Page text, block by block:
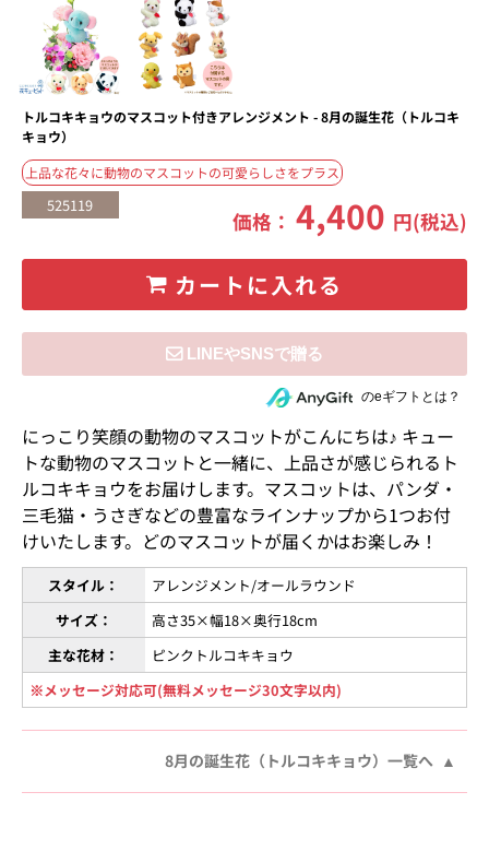
トルコキキョウのマスコット付きアレンジメント - 8月の誕生花（トルコキ
キョウ）
上品な花々に動物のマスコットの可愛らしさをプラス
525119
価格：4,400 円(税込)
カートに入れる
住所を知らない相手にeギフトで贈るのeギフトとは？
にっこり笑顔の動物のマスコットがこんにちは♪ キュー
トな動物のマスコットと一緒に、上品さが感じられるト
ルコキキョウをお届けします。マスコットは、パンダ・
三毛猫・うさぎなどの豊富なラインナップから1つお付
けいたします。どのマスコットが届くかはお楽しみ！
スタイル：
アレンジメント/オールラウンド
サイズ：
高さ35×幅18×奥行18cm
主な花材：
ピンクトルコキキョウ
※メッセージ対応可(無料メッセージ30文字以内)
8月の誕生花（トルコキキョウ）一覧へ